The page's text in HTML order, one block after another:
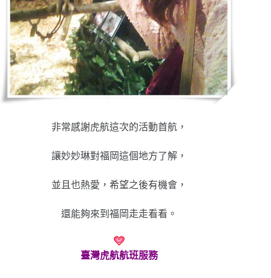
非常感謝虎航這次的活動首航，
讓妙妙琳對福岡這個地方了解，
並且也熱愛，希望之後有機會，
還能夠來到福岡走走看看。
臺灣虎航航班服務